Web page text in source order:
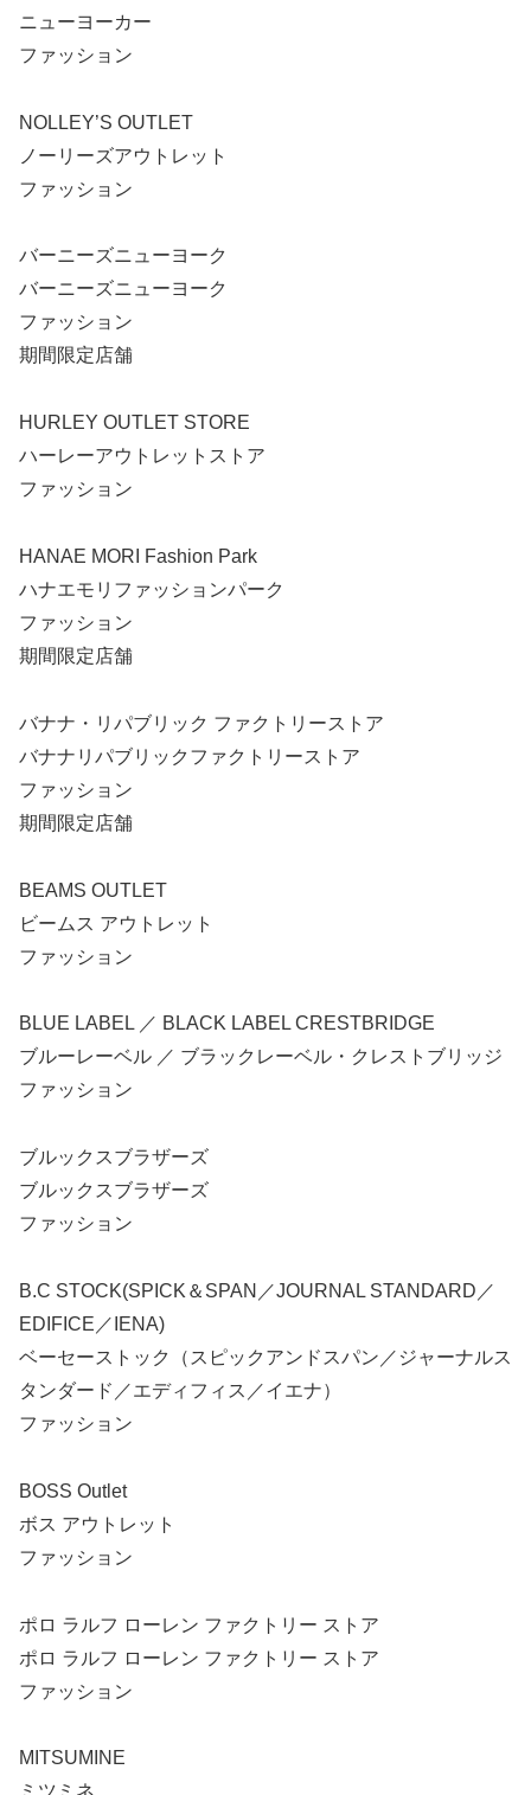
ニューヨーカー
ファッション
NOLLEY’S OUTLET
ノーリーズアウトレット
ファッション
バーニーズニューヨーク
バーニーズニューヨーク
ファッション
期間限定店舗
HURLEY OUTLET STORE
ハーレーアウトレットストア
ファッション
HANAE MORI Fashion Park
ハナエモリファッションパーク
ファッション
期間限定店舗
バナナ・リパブリック ファクトリーストア
バナナリパブリックファクトリーストア
ファッション
期間限定店舗
BEAMS OUTLET
ビームス アウトレット
ファッション
BLUE LABEL ／ BLACK LABEL CRESTBRIDGE
ブルーレーベル ／ ブラックレーベル・クレストブリッジ
ファッション
ブルックスブラザーズ
ブルックスブラザーズ
ファッション
B.C STOCK(SPICK＆SPAN／JOURNAL STANDARD／
EDIFICE／IENA)
ベーセーストック（スピックアンドスパン／ジャーナルス
タンダード／エディフィス／イエナ）
ファッション
BOSS Outlet
ボス アウトレット
ファッション
ポロ ラルフ ローレン ファクトリー ストア
ポロ ラルフ ローレン ファクトリー ストア
ファッション
MITSUMINE